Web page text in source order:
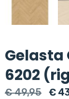
6202
€49,95 €